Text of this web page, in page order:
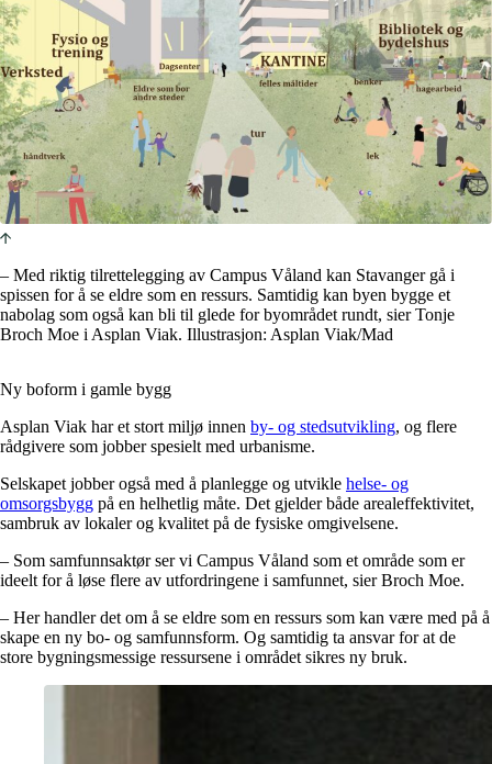
– Med riktig tilrettelegging av Campus Våland kan Stavanger gå i
spissen for å se eldre som en ressurs. Samtidig kan byen bygge et
nabolag som også kan bli til glede for byområdet rundt, sier Tonje
Broch Moe i Asplan Viak. Illustrasjon: Asplan Viak/Mad
Ny boform i gamle bygg
Asplan Viak har et stort miljø innen by- og stedsutvikling, og flere
rådgivere som jobber spesielt med urbanisme.
Selskapet jobber også med å planlegge og utvikle helse- og
omsorgsbygg på en helhetlig måte. Det gjelder både arealeffektivitet,
sambruk av lokaler og kvalitet på de fysiske omgivelsene.
– Som samfunnsaktør ser vi Campus Våland som et område som er
ideelt for å løse flere av utfordringene i samfunnet, sier Broch Moe.
– Her handler det om å se eldre som en ressurs som kan være med på å
skape en ny bo- og samfunnsform. Og samtidig ta ansvar for at de
store bygningsmessige ressursene i området sikres ny bruk.